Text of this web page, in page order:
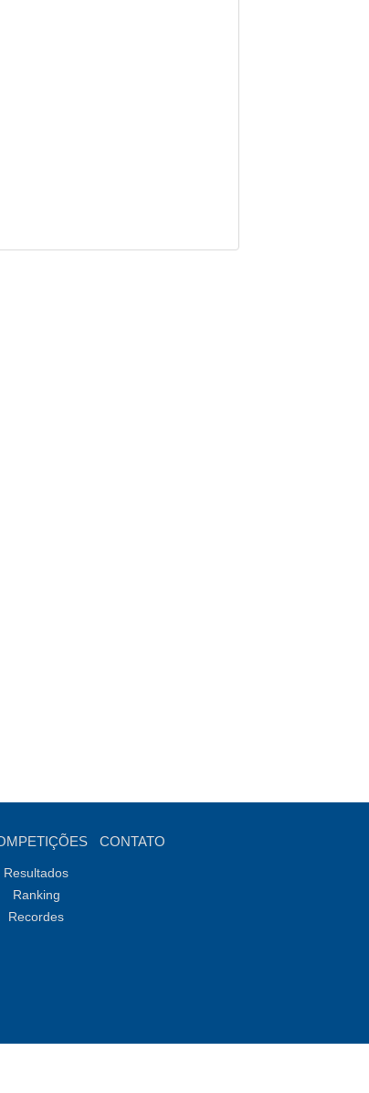
Resultados
Ranking
Recordes
CONTATO